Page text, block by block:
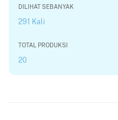
DILIHAT SEBANYAK
291 Kali
TOTAL PRODUKSI
20